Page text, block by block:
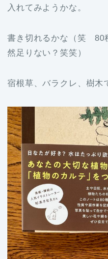
入れてみようかな。
書き切れるかな（笑 80
然足りない？笑笑）
宿根草、バラクレ、樹木